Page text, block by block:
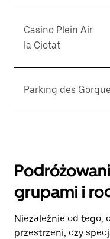
Casino Plein Air
la Ciotat
Parking des
grupami i
Niezależnie od tego,
przestrzeni, czy